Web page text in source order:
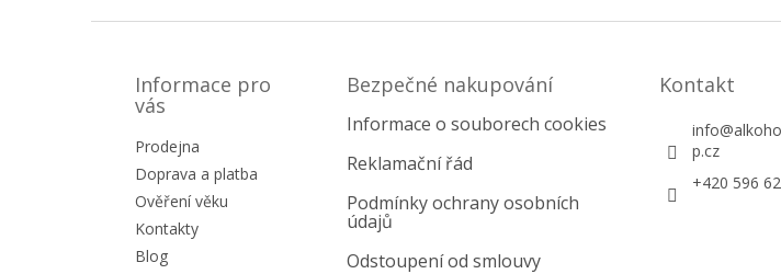
Informace pro
vás
Prodejna
Doprava a platba
Ověření věku
Kontakty
Blog
Bezpečné nakupování
Informace o souborech cookies
Reklamační řád
Podmínky ochrany osobních
údajů
Odstoupení od smlouvy
Kontakt
info@
p.cz
+420 596